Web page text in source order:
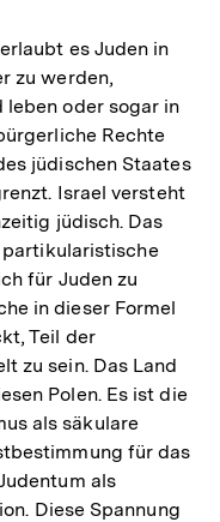
es Juden in
zu werden,
oder sogar in
Rechte
jüdischen Staates
Israel versteht
jüdisch. Das
für Juden zu
in dieser Formel
Teil der
zu sein. Das Land
Polen. Es ist die
als säkulare
für das
als
Diese Spannung